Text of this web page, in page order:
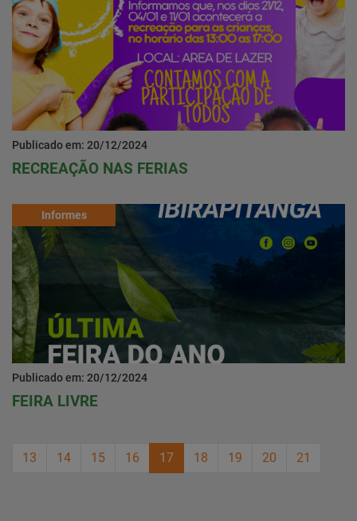
Publicado em: 20/12/2024
RECREAÇÃO NAS FERIAS
Informes
Publicado em: 20/12/2024
FEIRA LIVRE
13 14 15 16 17 18 19 20 21